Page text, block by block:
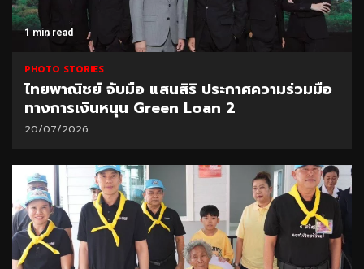
1 min read
PHOTO STORIES
ไทยพาณิชย์ จับมือ แสนสิริ ประกาศความร่วมมือ
ทางการเงินหนุน Green Loan 2
20/07/2026